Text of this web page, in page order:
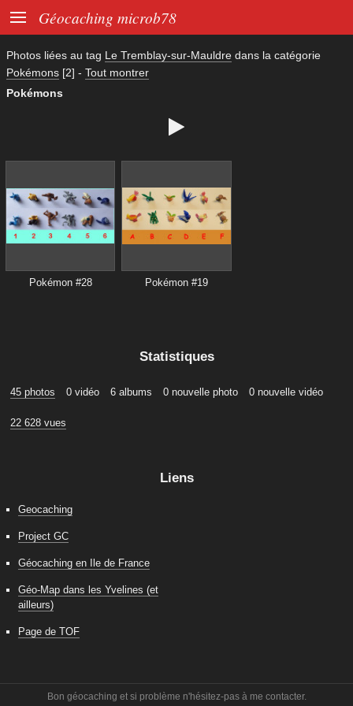
 Géocaching microb78
Photos liées au tag Le Tremblay-sur-Mauldre dans la catégorie
Pokémons [2] - Tout montrer
Pokémons

Pokémon #28 Pokémon #19
Statistiques
45 photos 0 vidéo 6 albums 0 nouvelle photo 0 nouvelle vidéo
22 628 vues
Liens
Geocaching
Project GC
Géocaching en Ile de France
Géo-Map dans les Yvelines (et
ailleurs)
Page de TOF
Bon géocaching et si problème n'hésitez-pas à me contacter.